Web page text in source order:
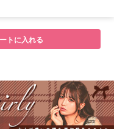
トに入れる